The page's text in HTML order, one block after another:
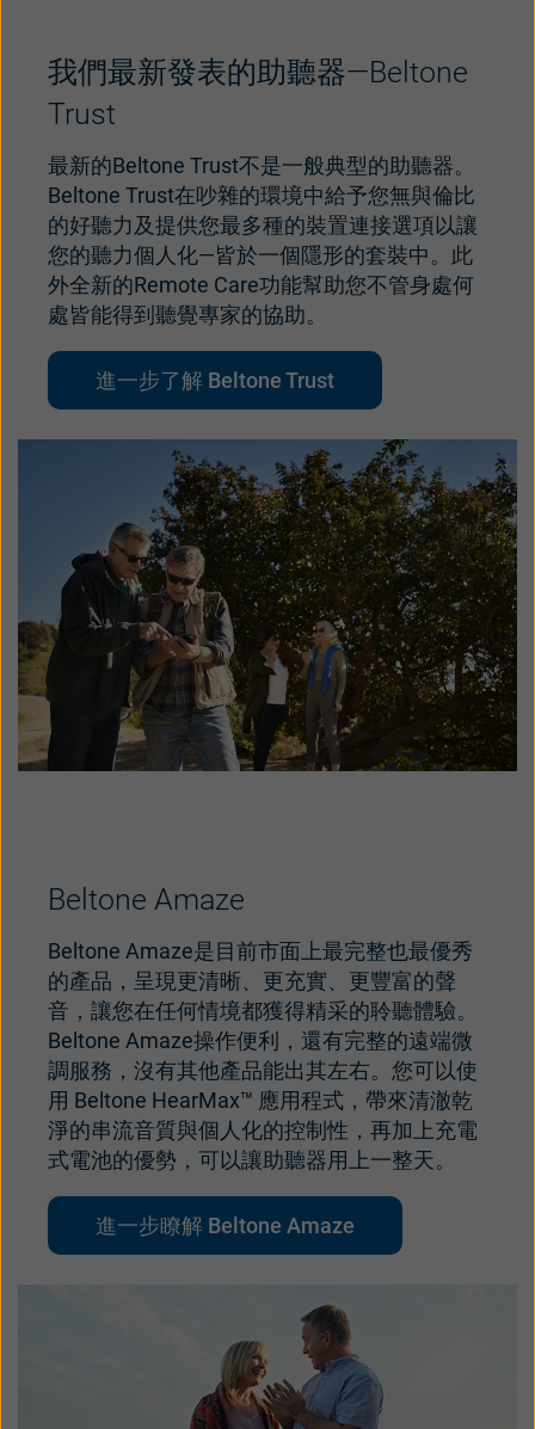
我們最新發表的助聽器—Beltone
Trust
最新的Beltone Trust不是一般典型的助聽器。
Beltone Trust在吵雜的環境中給予您無與倫比
的好聽力及提供您最多種的裝置連接選項以讓
您的聽力個人化—皆於一個隱形的套裝中。此
外全新的Remote Care功能幫助您不管身處何
處皆能得到聽覺專家的協助。
進一步了解 Beltone Trust
Beltone Amaze
Beltone Amaze是目前市面上最完整也最優秀
的產品，呈現更清晰、更充實、更豐富的聲
音，讓您在任何情境都獲得精采的聆聽體驗。
Beltone Amaze操作便利，還有完整的遠端微
調服務，沒有其他產品能出其左右。您可以使
用 Beltone HearMax™ 應用程式，帶來清澈乾
淨的串流音質與個人化的控制性，再加上充電
式電池的優勢，可以讓助聽器用上一整天。
進一步瞭解 Beltone Amaze